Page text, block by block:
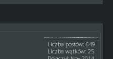
Liczba postów: 649
Liczba wątków: 25